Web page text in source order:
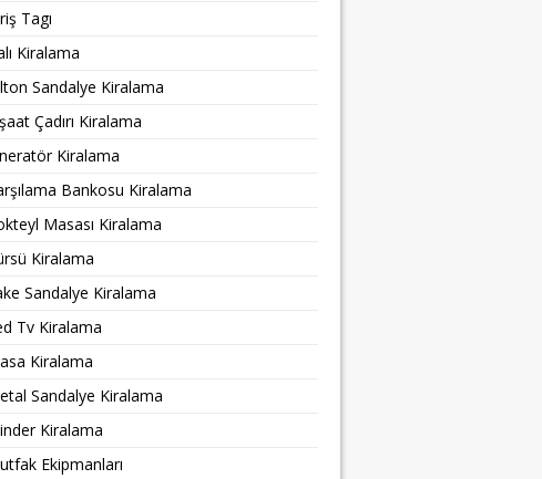
Tagı
Kiralama
Sandalye Kiralama
Çadırı Kiralama
Kiralama
Bankosu Kiralama
Masası Kiralama
Kiralama
Sandalye Kiralama
Tv Kiralama
Kiralama
Sandalye Kiralama
Kiralama
Ekipmanları